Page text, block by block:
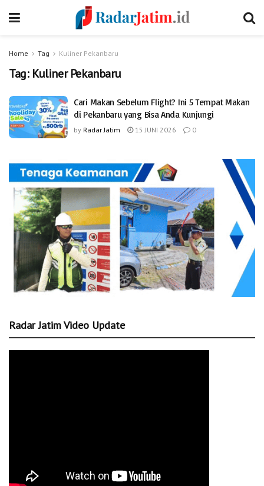
Home Tag Kuliner Pekanbaru
Tag: Kuliner Pekanbaru
Cari Makan Sebelum Flight? Ini 5 Tempat Makan
di Pekanbaru yang Bisa Anda Kunjungi
by Radar Jatim 15 JUNI 2026 0
Radar Jatim Video Update